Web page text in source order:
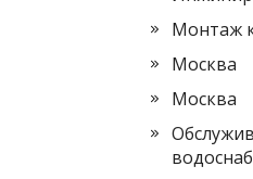
Монтаж
Москва
Москва